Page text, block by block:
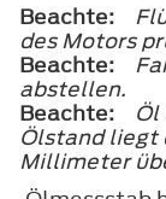
Beachte:
des Motors
Beachte:
abstellen.
Beachte:
Öl
Ölstand liegt
Millimeter